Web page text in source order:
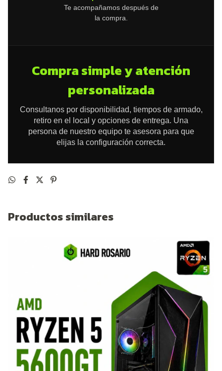
Te acompañamos después de
la compra.
Compra simple y atención
personalizada
Consultanos por disponibilidad, tiempos de armado,
retiro en el local y opciones de entrega. Una
persona de nuestro equipo te asesora para que
elijas la configuración correcta.
Productos similares